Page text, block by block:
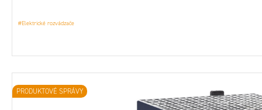
#Elektrické rozvádzače
PRODUKTOVÉ SPRÁVY